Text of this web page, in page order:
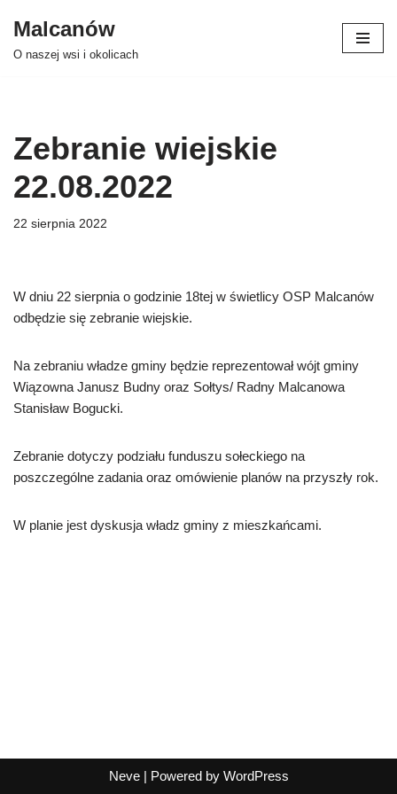
Przejdź
Malcanów
O naszej wsi i okolicach
Zebranie wiejskie
22.08.2022
22 sierpnia 2022
W dniu 22 sierpnia o godzinie 18tej w świetlicy OSP Malcanów
odbędzie się zebranie wiejskie.
Na zebraniu władze gminy będzie reprezentował wójt gminy
Wiązowna Janusz Budny oraz Sołtys/ Radny Malcanowa
Stanisław Bogucki.
Zebranie dotyczy podziału funduszu sołeckiego na
poszczególne zadania oraz omówienie planów na przyszły rok.
W planie jest dyskusja władz gminy z mieszkańcami.
Neve| Powered by WordPress